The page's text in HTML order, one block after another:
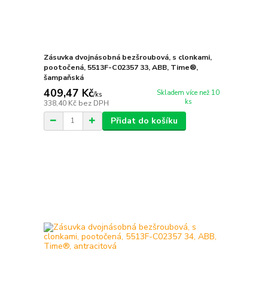
Zásuvka dvojnásobná bezšroubová, s clonkami,
pootočená, 5513F-C02357 33, ABB, Time®,
šampaňská
409,47 Kč/ks
338,40 Kč bez DPH
Skladem více než 10
ks
Přidat do košíku